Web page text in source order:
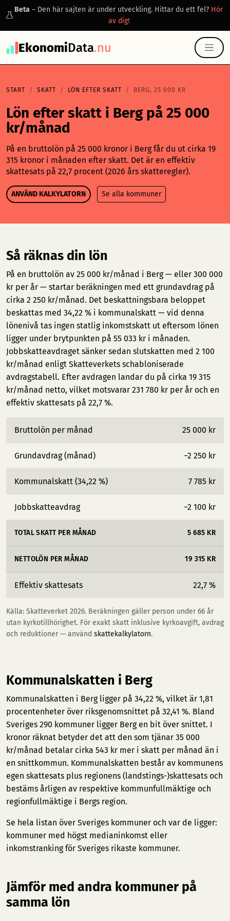
Beta – Den här sajten är under utveckling. Hittar du ett fel? Hör
av dig!
EkonomiData.nu
START SKATT LÖN EFTER SKATT BERG, 25 000 KR
Lön efter skatt i Berg på 25 000
kr/månad
På en bruttolön på 25 000 kronor i Berg får du ut cirka 19
315 kronor i månaden efter skatt. Det är en effektiv
skattesats på 22,7 procent (2026 års skatteregler).
ANVÄND KALKYLATORN Se alla kommuner
Så räknas din lön
På en bruttolön av 25 000 kr/månad i Berg — eller 300 000
kr per år — startar beräkningen med ett grundavdrag på
cirka 2 250 kr/månad. Det beskattningsbara beloppet
beskattas med 34,22 % i kommunalskatt — vid denna
lönenivå tas ingen statlig inkomstskatt ut eftersom lönen
ligger under brytpunkten på 55 033 kr i månaden.
Jobbskatteavdraget sänker sedan slutskatten med 2 100
kr/månad enligt Skatteverkets schabloniserade
avdragstabell. Efter avdragen landar du på cirka 19 315
kr/månad netto, vilket motsvarar 231 780 kr per år och en
effektiv skattesats på 22,7 %.
Bruttolön per månad 25 000 kr
Grundavdrag (månad) −2 250 kr
Kommunalskatt (34,22 %) 7 785 kr
Jobbskatteavdrag −2 100 kr
TOTAL SKATT PER MÅNAD 5 685 KR
NETTOLÖN PER MÅNAD 19 315 KR
Effektiv skattesats 22,7 %
Källa: Skatteverket 2026. Beräkningen gäller person under 66 år
utan kyrkotillhörighet. För exakt skatt inklusive kyrkoavgift, avdrag
och reduktioner — använd skattekalkylatorn.
Kommunalskatten i Berg
Kommunalskatten i Berg ligger på 34,22 %, vilket är 1,81
procentenheter över riksgenomsnittet på 32,41 %. Bland
Sveriges 290 kommuner ligger Berg en bit över snittet. I
kronor räknat betyder det att den som tjänar 35 000
kr/månad betalar cirka 543 kr mer i skatt per månad än i
en snittkommun. Kommunalskatten består av kommunens
egen skattesats plus regionens (landstings-)skattesats och
bestäms årligen av respektive kommunfullmäktige och
regionfullmäktige i Bergs region.
Se hela listan över Sveriges kommuner och var de ligger:
kommuner med högst medianinkomst eller
inkomstranking för Sveriges rikaste kommuner.
Jämför med andra kommuner på
samma lön